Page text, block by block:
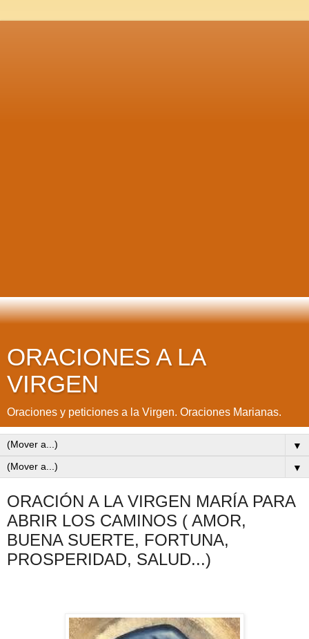
ORACIONES A LA
VIRGEN
Oraciones y peticiones a la Virgen. Oraciones Marianas.
▼
▼
ORACIÓN A LA VIRGEN MARÍA PARA
ABRIR LOS CAMINOS ( AMOR,
BUENA SUERTE, FORTUNA,
PROSPERIDAD, SALUD...)